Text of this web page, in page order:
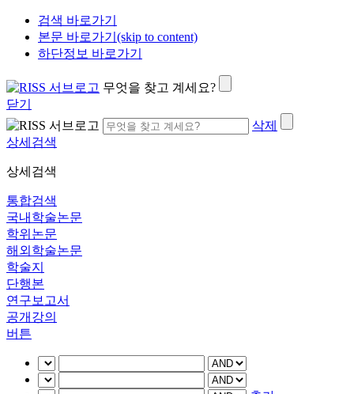
검색 바로가기
본문 바로가기(skip to content)
하단정보 바로가기
무엇을 찾고 계세요?
닫기
삭제
상세검색
상세검색
통합검색
국내학술논문
학위논문
해외학술논문
학술지
단행본
연구보고서
공개강의
버튼